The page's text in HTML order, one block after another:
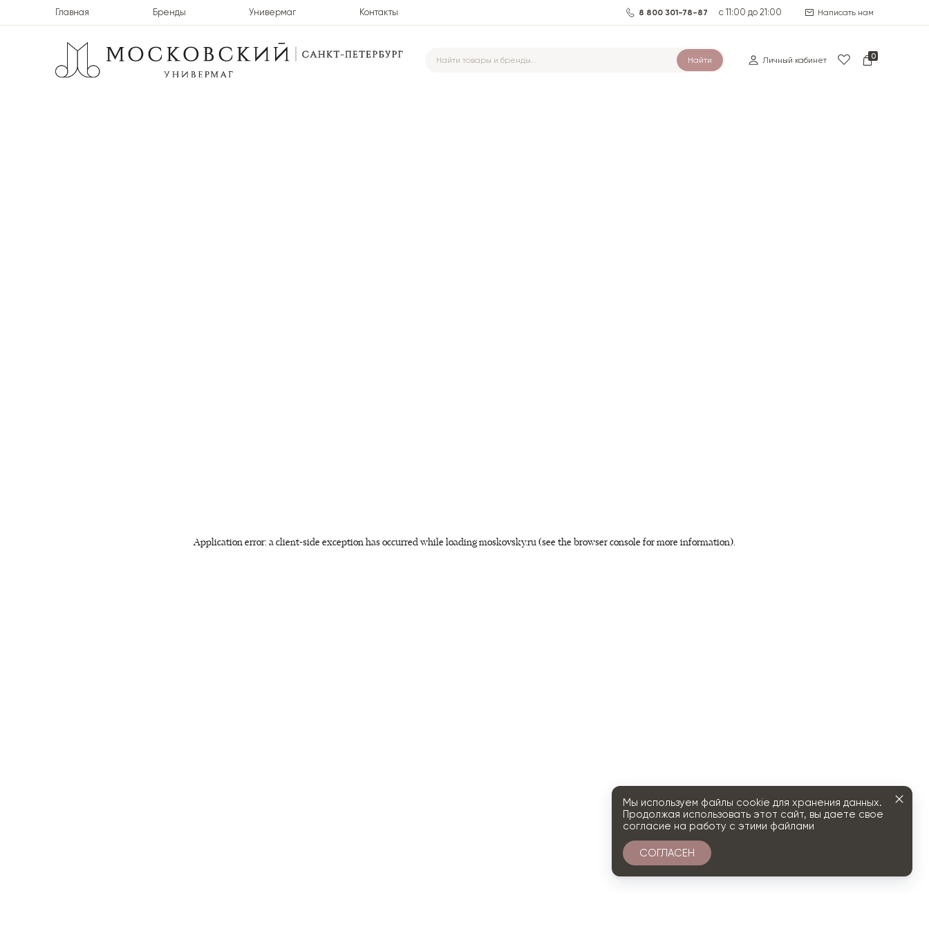
Главная Бренды Универмаг Контакты 8 800 301-78-87 с 11:00 до 21:00 Написать нам
Найти Личный кабинет 0
Application error: a client-side exception has occurred while loadingmoskovsky.ru (see the browser console for more information).
Мы используем файлы cookie для хранения данных.
Продолжая использовать этот сайт, вы даете свое
согласие на работу с этими файлами
СОГЛАСЕН